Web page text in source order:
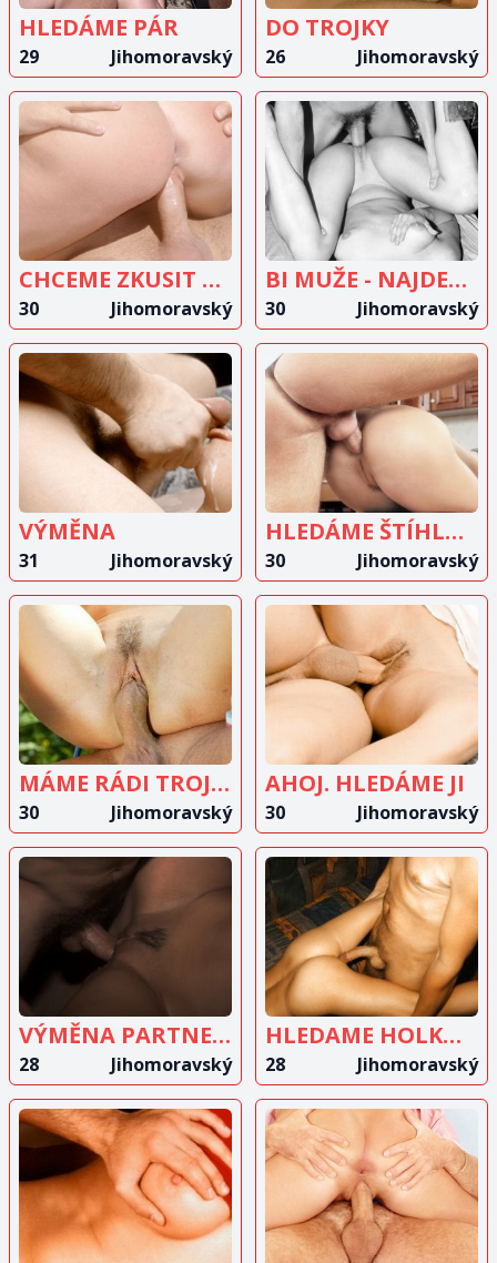
HLEDÁME PÁR
29 Jihomoravský
DO TROJKY
26 Jihomoravský
ZOBRAZIT
INZERÁT
CHCEME ZKUSIT TROJKU
30 Jihomoravský
ZOBRAZIT
INZERÁT
BI MUŽE - NAJDEME?
30 Jihomoravský
ZOBRAZIT
INZERÁT
VÝMĚNA
31 Jihomoravský
ZOBRAZIT
INZERÁT
HLEDÁME ŠTÍHLOU DÍVKU
30 Jihomoravský
ZOBRAZIT
INZERÁT
MÁME RÁDI TROJKU
30 Jihomoravský
ZOBRAZIT
INZERÁT
AHOJ. HLEDÁME JI
30 Jihomoravský
ZOBRAZIT
INZERÁT
VÝMĚNA PARTNERŮ
28 Jihomoravský
ZOBRAZIT
INZERÁT
HLEDAME HOLKU DO TROJKY
28 Jihomoravský
ZOBRAZIT
INZERÁT
ZOBRAZIT
INZERÁT